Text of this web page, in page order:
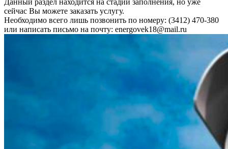
Данный раздел находится на стадии заполнения, но уже
сейчас Вы можете заказать услугу.
Необходимо всего лишь позвонить по номеру: (3412) 470-380
или написать письмо на почту: energovek18@mail.ru